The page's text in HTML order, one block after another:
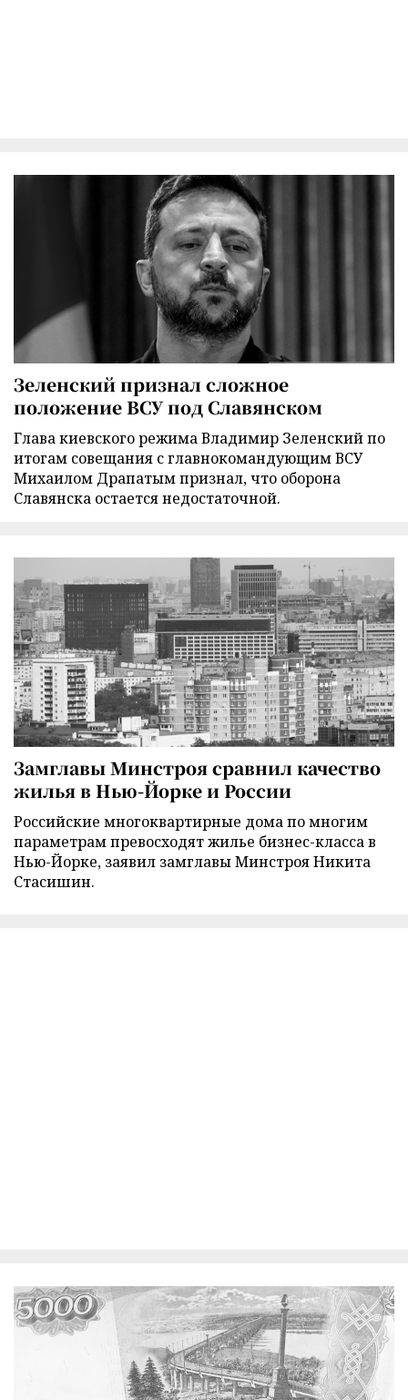
Зеленский признал сложное
положение ВСУ под Славянском
Глава киевского режима Владимир Зеленский по
итогам совещания с главнокомандующим ВСУ
Михаилом Драпатым признал, что оборона
Славянска остается недостаточной.
Замглавы Минстроя сравнил качество
жилья в Нью-Йорке и России
Российские многоквартирные дома по многим
параметрам превосходят жилье бизнес-класса в
Нью-Йорке, заявил замглавы Минстроя Никита
Стасишин.